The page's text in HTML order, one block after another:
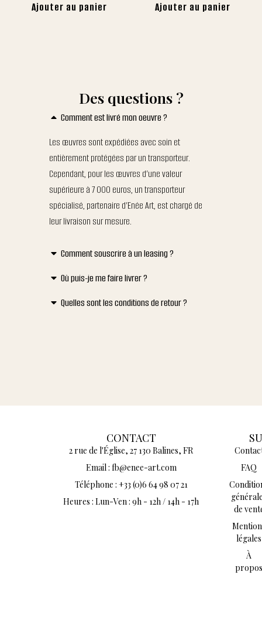
Ajouter au panier Ajouter au panier
Des questions ?
Comment est livré mon oeuvre ?
Les œuvres sont expédiées avec soin et
entièrement protégées par un transporteur.
Cependant, pour les œuvres d’une valeur
supérieure à 7 000 euros, un transporteur
spécialisé, partenaire d’Enée Art, est chargé de
leur livraison sur mesure.
Comment souscrire à un leasing ?
Où puis-je me faire livrer ?
Quelles sont les conditions de retour ?
FAQ
de
légales
À
CONTACT
2 rue de l'Église, 27 130 Balines, FR
Email : fb@enee-art.com
Téléphone : +33 (0)6 64 98 07 21
Heures : Lun-Ven : 9h - 12h / 14h - 17h